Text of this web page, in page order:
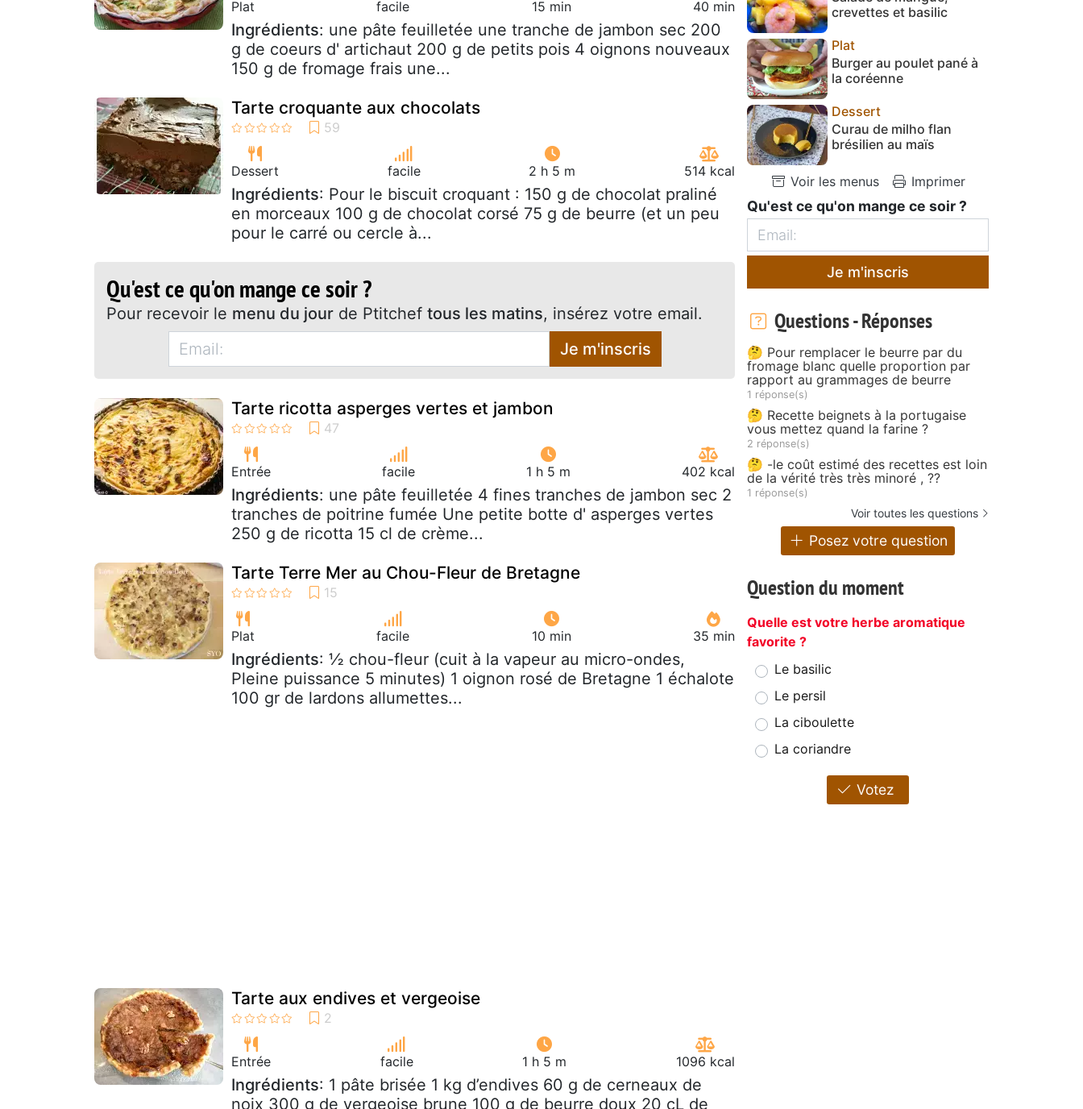
Plat facile 15 min 40 min
Ingrédients: une pâte feuilletée une tranche de jambon sec 200
g de coeurs d' artichaut 200 g de petits pois 4 oignons nouveaux
150 g de fromage frais une...
Tarte croquante aux chocolats
Dessert facile 2 h 5 m 514 kcal
Ingrédients: Pour le biscuit croquant : 150 g de chocolat praliné
en morceaux 100 g de chocolat corsé 75 g de beurre (et un peu
pour le carré ou cercle à...
Qu'est ce qu'on mange ce soir ?
Pour recevoir le menu du jour de Ptitchef tous les matins, insérez votre email.
Je m'inscris
Tarte ricotta asperges vertes et jambon
Entrée facile 1 h 5 m 402 kcal
Ingrédients: une pâte feuilletée 4 fines tranches de jambon sec 2
tranches de poitrine fumée Une petite botte d' asperges vertes
250 g de ricotta 15 cl de crème...
Tarte Terre Mer au Chou-Fleur de Bretagne
Plat facile 10 min 35 min
Ingrédients: ½ chou-fleur (cuit à la vapeur au micro-ondes,
Pleine puissance 5 minutes) 1 oignon rosé de Bretagne 1 échalote
100 gr de lardons allumettes...
Tarte aux endives et vergeoise
Entrée facile 1 h 5 m 1096 kcal
Ingrédients: 1 pâte brisée 1 kg d’endives 60 g de cerneaux de
noix 300 g de vergeoise brune 100 g de beurre doux 20 cL de
crevettes et basilic
Plat
Burger au poulet pané à
la coréenne
Dessert
Curau de milho flan
brésilien au maïs
Voir les menus Imprimer
Qu'est ce qu'on mange ce soir ?
Je m'inscris
Questions - Réponses
🤔 Pour remplacer le beurre par du
fromage blanc quelle proportion par
rapport au grammages de beurre
1 réponse(s)
🤔 Recette beignets à la portugaise
vous mettez quand la farine ?
2 réponse(s)
🤔 -le coût estimé des recettes est loin
de la vérité très très minoré , ??
1 réponse(s)
Voir toutes les questions
Posez votre question
Question du moment
Quelle est votre herbe aromatique
favorite ?
Le basilic
Le persil
La ciboulette
La coriandre
Votez